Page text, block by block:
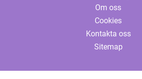
Om oss
Cookies
Kontakta oss
Sitemap